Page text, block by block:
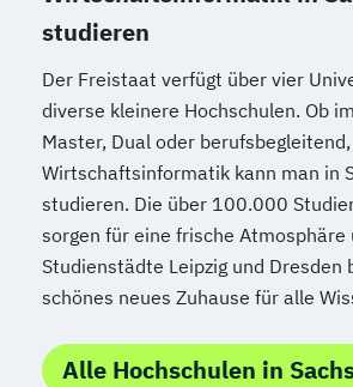
studieren
Der Freistaat verfügt über vier
diverse kleinere Hochschulen. Ob
Master, Dual oder berufsbegleitend,
Wirtschaftsinformatik kann man in
studieren. Die über 100.000
sorgen für eine frische Atmosphäre
Studienstädte Leipzig und Dresden
schönes neues Zuhause für alle
Alle Hochschulen in